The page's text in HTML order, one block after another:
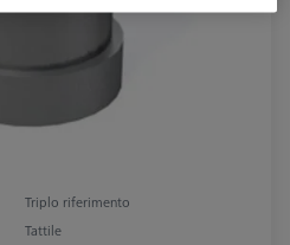
Triplo riferimento
Tattile